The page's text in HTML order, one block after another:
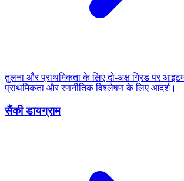
तुलना और प्राथमिकता के लिए दो-अक्ष ग्रिड पर
प्राथमिकता और रणनीतिक विश्लेषण के लिए आदर्श।
सैंकी डायग्राम